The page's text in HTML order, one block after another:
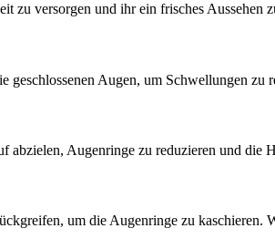
zu versorgen und ihr ein frisches Aussehen
geschlossenen Augen, um Schwellungen zu
abzielen, Augenringe zu reduzieren und die
um die Augenringe zu kaschieren.